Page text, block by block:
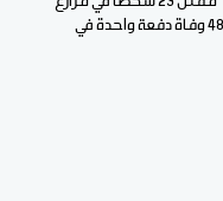
للمدنيين” في جنوب البلاد، كما تم تسجيل “48 وفاة دفعة واحدة في